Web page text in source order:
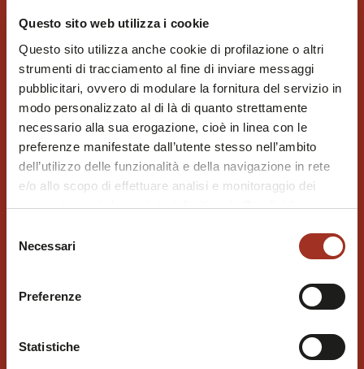
Questo sito web utilizza i cookie
Questo sito utilizza anche cookie di profilazione o altri
strumenti di tracciamento al fine di inviare messaggi
pubblicitari, ovvero di modulare la fornitura del servizio in
modo personalizzato al di là di quanto strettamente
necessario alla sua erogazione, cioè in linea con le
preferenze manifestate dall’utente stesso nell’ambito
dell’utilizzo delle funzionalità e della navigazione in rete
e/o allo scopo di effettuare analisi e monitoraggio dei
comportamenti dei visitatori di siti web. Condividiamo
nostro sito, con i nostri partner che si occupano di analisi
dei dati web, pubblicità e social media, i quali potrebbero
combinarle con altre informazioni che l'utente ha fornito
loro o che sono stati raccolti durante l'utilizzo dei loro
Chiudendo questo disclaimer si prosegue la navigazione
solo con i cookie tecnici necessari. A questa pagina è
delNecessari
Preferenze
Statistiche